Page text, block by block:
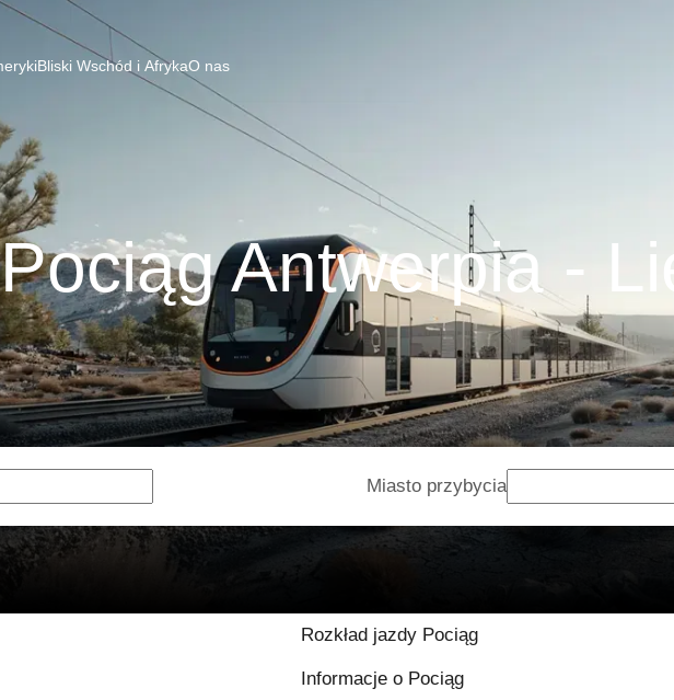
Bliski Wschód i AfrykaO nas
Pociąg Antwerpia -
Miasto przybycia
Rozkład jazdy Pociąg
Informacje o Pociąg